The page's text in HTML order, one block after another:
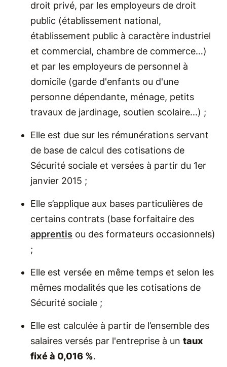
droit privé, par les employeurs de droit
public (établissement national,
établissement public à caractère industriel
et commercial, chambre de commerce…)
et par les employeurs de personnel à
domicile (garde d'enfants ou d'une
personne dépendante, ménage, petits
travaux de jardinage, soutien scolaire...) ;
Elle est due sur les rémunérations servant
de base de calcul des cotisations de
Sécurité sociale et versées à partir du 1er
janvier 2015 ;
Elle s’applique aux bases particulières de
certains contrats (base forfaitaire des
apprentis ou des formateurs occasionnels)
;
Elle est versée en même temps et selon les
mêmes modalités que les cotisations de
Sécurité sociale ;
Elle est calculée à partir de l’ensemble des
salaires versés par l'entreprise à un taux
fixé à 0,016 %.